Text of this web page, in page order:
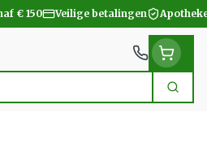
€ 150 Veilige betalingen
Zoek